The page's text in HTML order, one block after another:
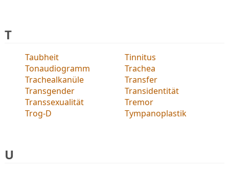
T
Taubheit
Tinnitus
Tonaudiogramm
Trachea
Trachealkanüle
Transfer
Transgender
Transidentität
Transsexualität
Tremor
Trog-D
Tympanoplastik
U